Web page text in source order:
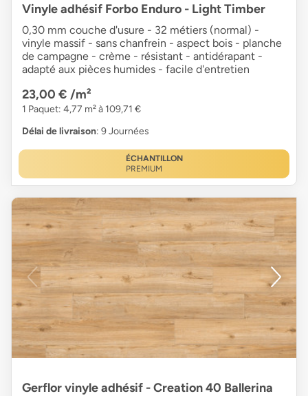
Vinyle adhésif Forbo Enduro - Light Timber
0,30 mm couche d'usure - 32 métiers (normal) -
vinyle massif - sans chanfrein - aspect bois - planche
de campagne - crème - résistant - antidérapant -
adapté aux pièces humides - facile d'entretien
23,00 € /m²
1 Paquet: 4,77 m² à 109,71 €
Délai de livraison: 9 Journées
ÉCHANTILLON
PREMIUM
Gerflor vinyle adhésif - Creation 40 Ballerina